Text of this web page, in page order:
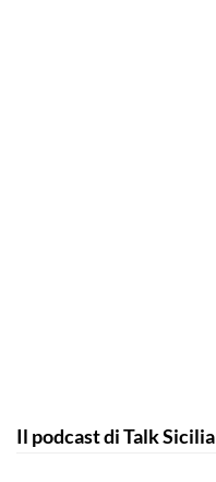
Il podcast di Talk Sicilia